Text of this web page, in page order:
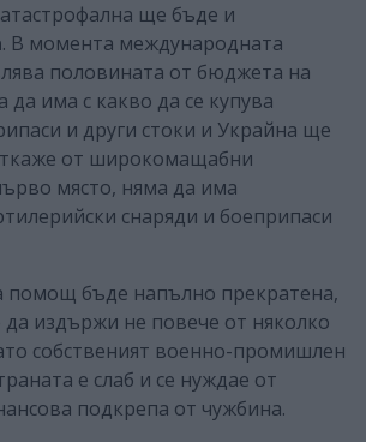
ще бъде и
. В момента международната
половината от бюджета на
да има с какво да се купува
и други стоки и Украйна ще
от широкомащабни
място, няма да има
снаряди и боеприпаси
помощ бъде напълно прекратена,
издържи не повече от няколко
собственият военно-промишлен
е слаб и се нуждае от
подкрепа от чужбина.